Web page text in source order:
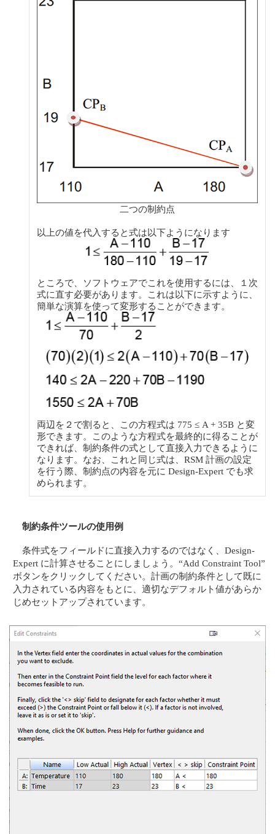
二つの制約点
以上の値を代入すると式は以下ようになります
ところで、ソフトウェアでこれを使用するには、１次
式に直す必要があります。これは以下に示すように、
簡単な演算を使って変形することができます。
両辺を２で割ると、この方程式は 775 ≤ A + 35B と変
形できます。このような方程式を最終的に得ることが
できれば、制約条件の式として直接入力できるように
なります。なお、これと同じ式は、RSM 計画の設定
を行う際、制約点の内容を元に Design-Expert でも求
められます。
制約条件ツールの使用例
条件式をフィールドに直接入力するのではなく、Design-
Expert に計算させることにしましょう。“Add Constraint Tool”
ボタンをクリックしてください。計画の制約条件として既に
入力されている内容をもとに、適切なデフォルト値があらか
じめセットアップされています。